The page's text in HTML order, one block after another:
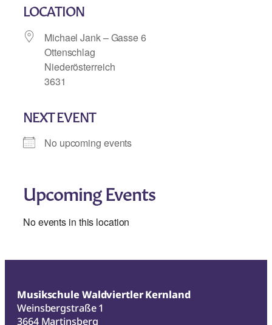
LOCATION
Michael Jank – Gasse 6
Ottenschlag
Niederösterreich
3631
NEXT EVENT
No upcoming events
Upcoming Events
No events in this location
Musikschule Waldviertler Kernland
Weinsbergstraße 1
3664 Martinsberg